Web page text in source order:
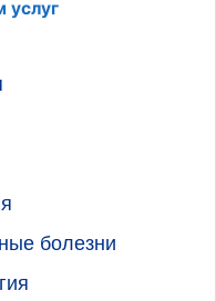
услуг
болезни